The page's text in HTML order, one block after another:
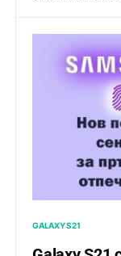
GALAXY S21